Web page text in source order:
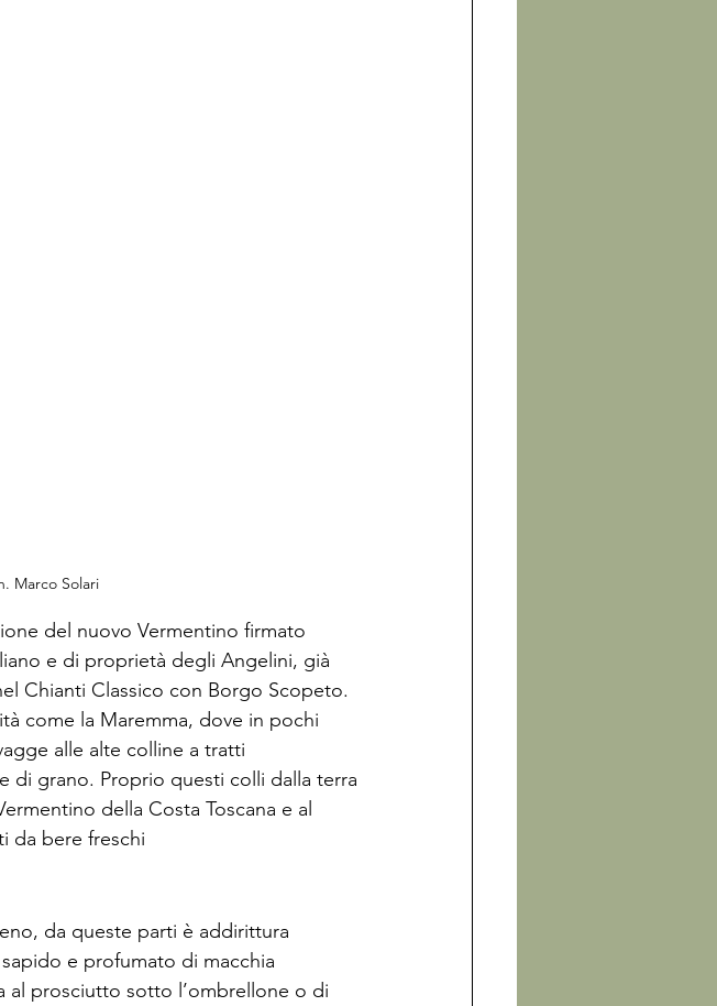
Marco Solari
del nuovo Vermentino firmato
e di proprietà degli Angelini, già
Chianti Classico con Borgo Scopeto.
come la Maremma, dove in pochi
alle alte colline a tratti
di grano. Proprio questi colli dalla terra
della Costa Toscana e al
da bere freschi
da queste parti è addirittura
e profumato di macchia
al prosciutto sotto l’ombrellone o di